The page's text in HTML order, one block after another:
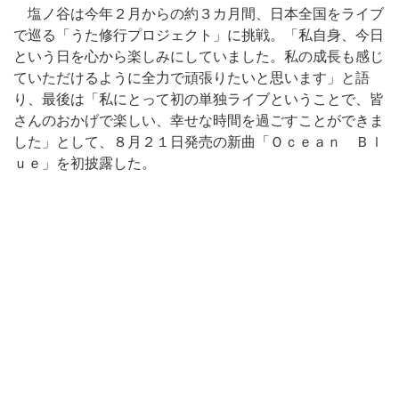
塩ノ谷は今年２月からの約３カ月間、日本全国をライブ
で巡る「うた修行プロジェクト」に挑戦。「私自身、今日
という日を心から楽しみにしていました。私の成長も感じ
ていただけるように全力で頑張りたいと思います」と語
り、最後は「私にとって初の単独ライブということで、皆
さんのおかげで楽しい、幸せな時間を過ごすことができま
した」として、８月２１日発売の新曲「Ｏｃｅａｎ Ｂｌ
ｕｅ」を初披露した。